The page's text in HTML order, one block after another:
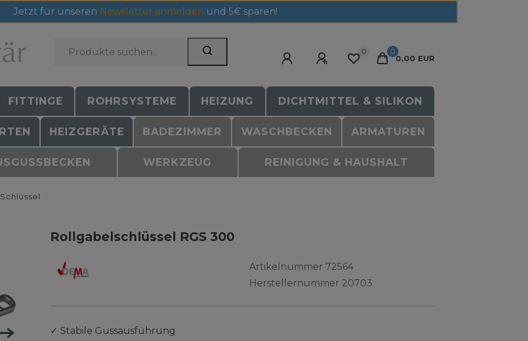
Jetzt für unseren Newsletter anmelden und 5€ sparen!
0
0
0,00 EUR
FITTINGE ROHRSYSTEME HEIZUNG DICHTMITTEL & SILIKON
HEIZGERÄTE BADEZIMMER WASCHBECKEN ARMATUREN
WERKZEUG REINIGUNG & HAUSHALT
Rollgabelschlüssel RGS 300
Artikelnummer 72564
Herstellernummer 20703
✓ Stabile Gussausführung